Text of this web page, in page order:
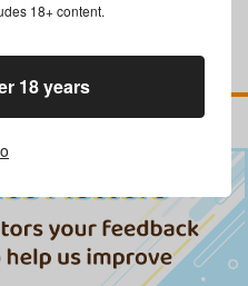
18+ content.
18 years